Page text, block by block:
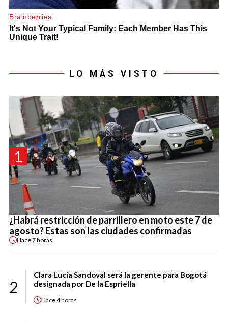
LO MÁS VISTO
1
¿Habrá restricción de parrillero en moto este 7 de
agosto? Estas son las ciudades confirmadas
Hace7 horas
2
Clara Lucía Sandoval será la gerente para Bogotá
designada por De la Espriella
Hace4 horas